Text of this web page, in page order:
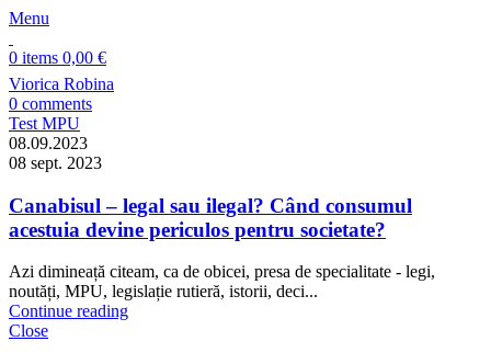
Menu
0 items 0,00 €
Viorica Robina
0 comments
Test MPU
08.09.2023
08 sept. 2023
Canabisul – legal sau ilegal? Când consumul
acestuia devine periculos pentru societate?
Azi dimineață citeam, ca de obicei, presa de specialitate - legi,
noutăți, MPU, legislație rutieră, istorii, deci...
Continue reading
Close